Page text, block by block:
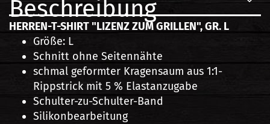
Beschreibung
HERREN-T-SHIRT "LIZENZ ZUM GRILLEN", GR. L
Größe: L
Schnitt ohne Seitennähte
schmal geformter Kragensaum aus 1:1-
Rippstrick mit 5 % Elastanzugabe
Schulter-zu-Schulter-Band
Silikonbearbeitung